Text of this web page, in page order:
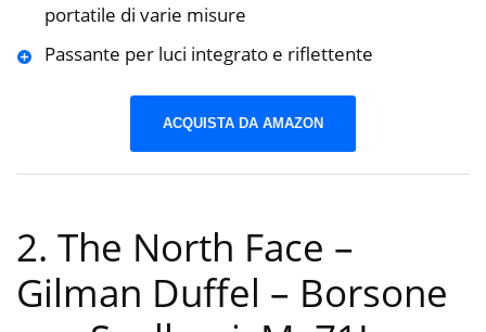
portatile di varie misure
Passante per luci integrato e riflettente
ACQUISTA DA AMAZON
2. The North Face –
Gilman Duffel – Borsone